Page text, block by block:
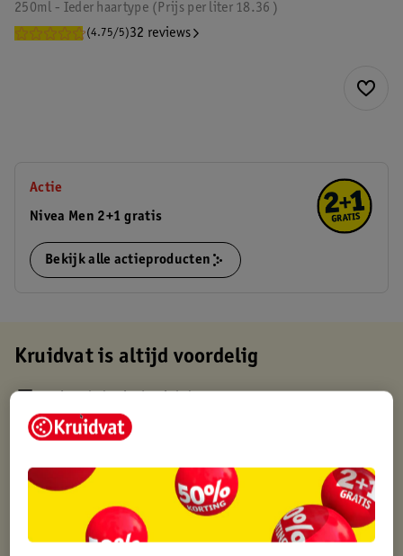
250ml - Ieder haartype 18.36
Prijs per liter
(4.75/5)32 reviews
Actie
Nivea Men 2+1 gratis
Bekijk alle actieproducten
Kruidvat is altijd voordelig
Op werkdagen voor 22:00 uur besteld, volgende dag in huis
Gratis thuisbezorgd vanaf 50.00
Gratis punten met je Kruidvat kaart